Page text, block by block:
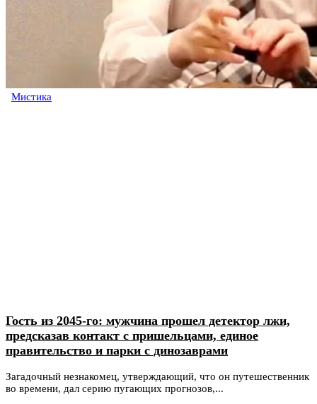
Мистика
Гость из 2045-го: мужчина прошел детектор лжи,
предсказав контакт с пришельцами, единое
правительство и парки с динозаврами
Загадочный незнакомец, утверждающий, что он путешественник
во времени, дал серию пугающих прогнозов,...